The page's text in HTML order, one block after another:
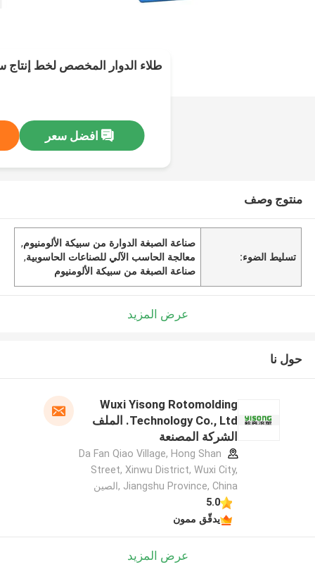
طلاء الدوار المخصص لخط إنتاج
افضل سعر
منتوج وصف
تسليط الضوء:
صناعة الصبغة الدوارة من سبيكة الألومنيوم,
معالجة الحاسب الآلي للصناعات الحاسوبية,
صناعة الصبغة من سبيكة الألومنيوم
عرض المزيد
حول نا
Wuxi Yisong Rotomolding
Technology Co., Ltd. الملف
الشركة المصنعة
Da Fan Qiao Village, Hong Shan
Street, Xinwu District, Wuxi City,
Jiangshu Province, China ,الصين
5.0
يدقّق ممون
عرض المزيد